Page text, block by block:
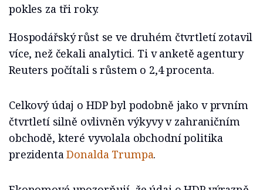
pokles za tři roky.
Hospodářský růst se ve druhém čtvrtletí zotavil
více, než čekali analytici. Ti v anketě agentury
Reuters počítali s růstem o 2,4 procenta.
Celkový údaj o HDP byl podobně jako v prvním
čtvrtletí silně ovlivněn výkyvy v zahraničním
obchodě, které vyvolala obchodní politika
prezidentaDonalda Trumpa.